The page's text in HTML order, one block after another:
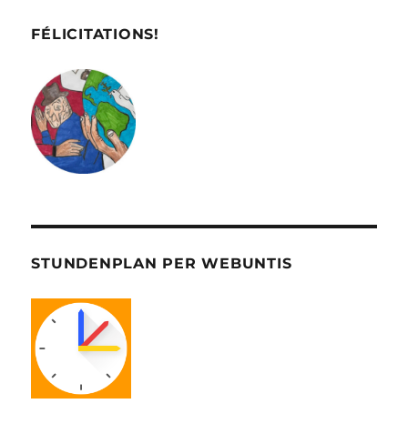
FÉLICITATIONS!
STUNDENPLAN PER WEBUNTIS